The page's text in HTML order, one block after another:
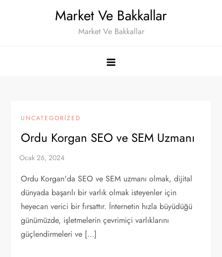
Market Ve Bakkallar
Market Ve Bakkallar
UNCATEGORIZED
Ordu Korgan SEO ve SEM Uzmanı
Ordu Korgan'da SEO ve SEM uzmanı olmak, dijital
dünyada başarılı bir varlık olmak isteyenler için
heyecan verici bir fırsattır. İnternetin hızla büyüdüğü
günümüzde, işletmelerin çevrimiçi varlıklarını
güçlendirmeleri ve […]